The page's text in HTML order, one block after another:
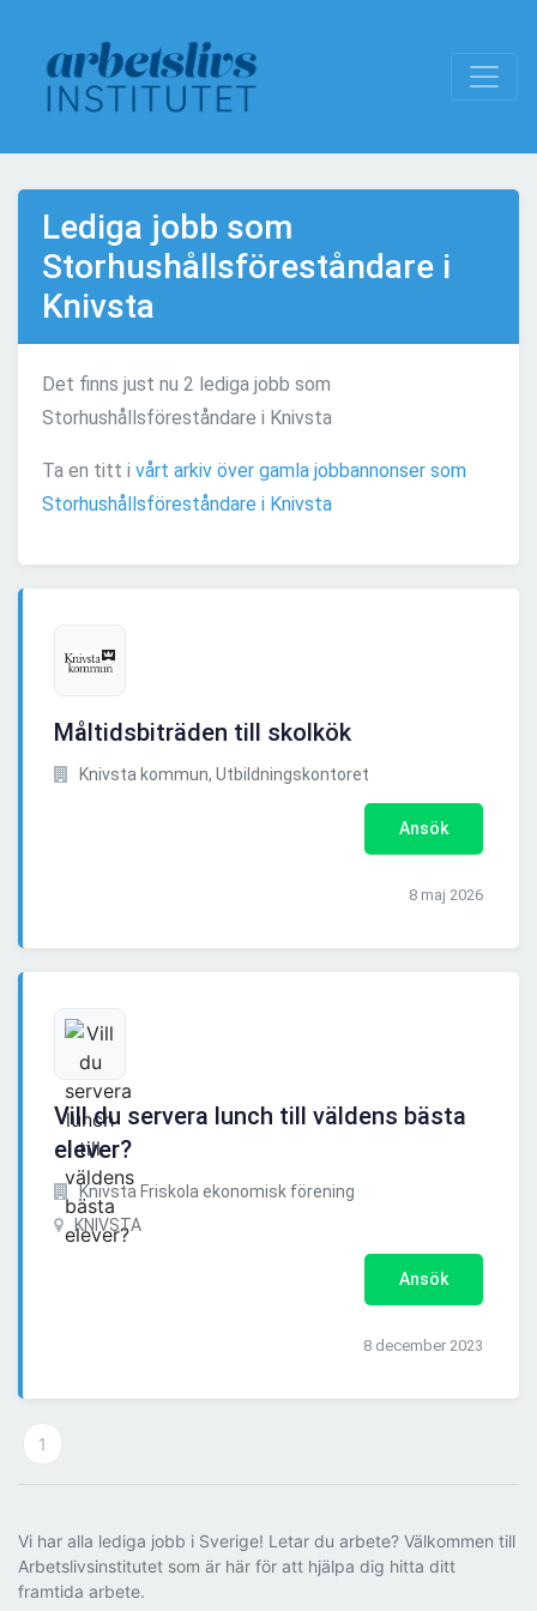
Lediga jobb som
Storhushållsföreståndare i
Knivsta
Det finns just nu 2 lediga jobb som
Storhushållsföreståndare i Knivsta
Ta en titt i vårt arkiv över gamla jobbannonser som
Storhushållsföreståndare i Knivsta
Måltidsbiträden till skolkök
Knivsta kommun, Utbildningskontoret
Ansök
8 maj 2026
Vill du servera lunch till väldens bästa
elever?
Knivsta Friskola ekonomisk förening
KNIVSTA
Ansök
8 december 2023
1
Vi har alla lediga jobb i Sverige! Letar du arbete? Välkommen till
Arbetslivsinstitutet som är här för att hjälpa dig hitta ditt
framtida arbete.